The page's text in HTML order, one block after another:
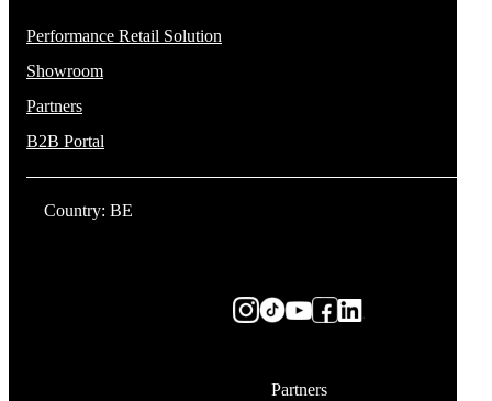
Performance Retail Solution
Showroom
Partners
B2B Portal
Country: BE
Partners